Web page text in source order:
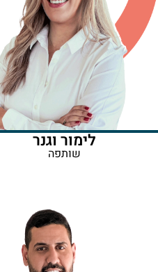
לימור וגנר
שותפה